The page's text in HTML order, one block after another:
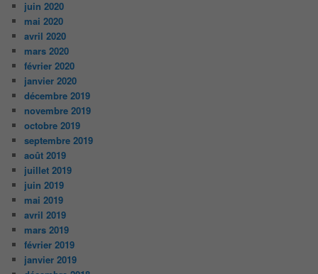
juin 2020
mai 2020
avril 2020
mars 2020
février 2020
janvier 2020
décembre 2019
novembre 2019
octobre 2019
septembre 2019
août 2019
juillet 2019
juin 2019
mai 2019
avril 2019
mars 2019
février 2019
janvier 2019